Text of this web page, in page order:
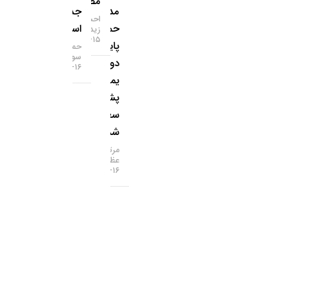
مدعی
حمله به
پایگاه
دولت
یمن با
پشتیبانی
سعودی
شدند
مرتضی
عظیمی
۱۶-۰۵-۱۴۰۵
احسان
زیدآبادی
۱۵-۰۵-۱۴۰۵
جدید
است؟
حمید
سودمند
۱۶-۰۵-۱۴۰۵